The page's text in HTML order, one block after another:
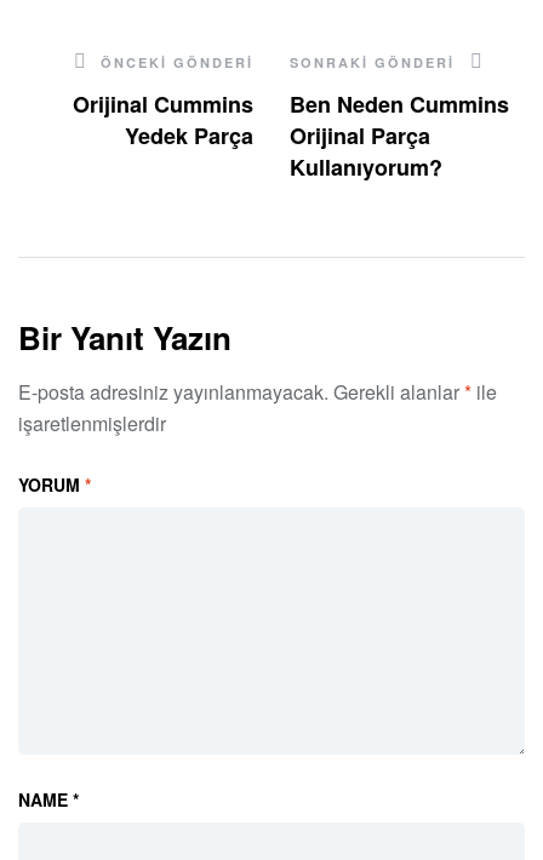
ÖNCEKI GÖNDERI
Orijinal Cummins
Yedek Parça
SONRAKI GÖNDERI
Ben Neden Cummins
Orijinal Parça
Kullanıyorum?
Bir Yanıt Yazın
E-posta adresiniz yayınlanmayacak. Gerekli alanlar* ile
işaretlenmişlerdir
YORUM *
NAME *